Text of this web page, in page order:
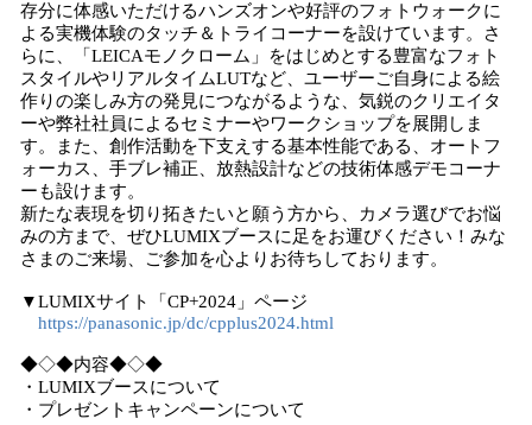
存分に体感いただけるハンズオンや好評のフォトウォークに
よる実機体験のタッチ＆トライコーナーを設けています。さ
らに、「LEICAモノクローム」をはじめとする豊富なフォト
スタイルやリアルタイムLUTなど、ユーザーご自身による絵
作りの楽しみ方の発見につながるような、気鋭のクリエイタ
ーや弊社社員によるセミナーやワークショップを展開しま
す。また、創作活動を下支えする基本性能である、オートフ
ォーカス、手ブレ補正、放熱設計などの技術体感デモコーナ
ーも設けます。
新たな表現を切り拓きたいと願う方から、カメラ選びでお悩
みの方まで、ぜひLUMIXブースに足をお運びください！みな
さまのご来場、ご参加を心よりお待ちしております。
▼LUMIXサイト「CP+2024」ページ
https://panasonic.jp/dc/cpplus2024.html
◆◇◆内容◆◇◆
・LUMIXブースについて
・プレゼントキャンペーンについて